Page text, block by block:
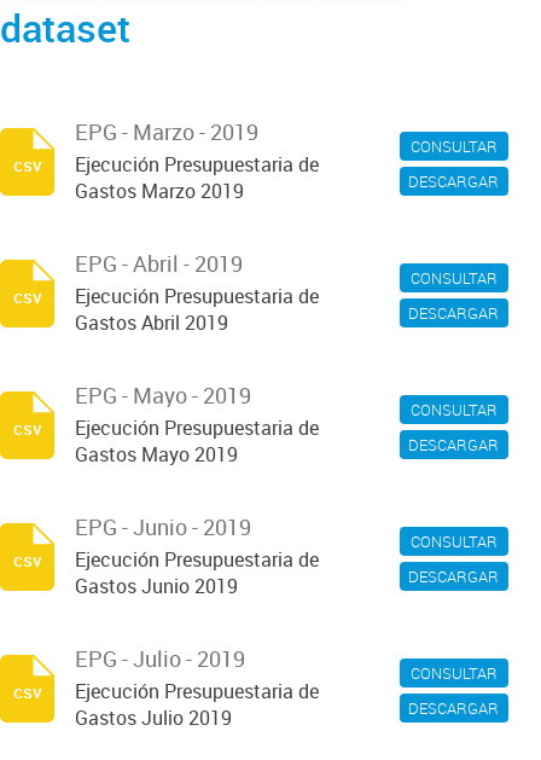
dataset
CONSULTAR
DESCARGAR
EPG - Marzo - 2019
Ejecución Presupuestaria de
Gastos Marzo 2019
csv
CONSULTAR
DESCARGAR
EPG - Abril - 2019
Ejecución Presupuestaria de
Gastos Abril 2019
csv
CONSULTAR
DESCARGAR
EPG - Mayo - 2019
Ejecución Presupuestaria de
Gastos Mayo 2019
csv
CONSULTAR
DESCARGAR
EPG - Junio - 2019
Ejecución Presupuestaria de
Gastos Junio 2019
csv
CONSULTAR
DESCARGAR
EPG - Julio - 2019
Ejecución Presupuestaria de
Gastos Julio 2019
csv